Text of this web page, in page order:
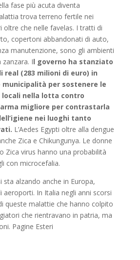
fase più acuta diventa
trova terreno fertile nei
oltre che nelle favelas. I tratti di
copertoni abbandonati di auto,
manutenzione, sono gli ambienti
Il governo ha stanziato
real (283 milioni di euro) in
per sostenere le
locali nella lotta contro
migliore per contrastarla
nei luoghi tanto
L’Aedes Egypti oltre alla dengue
Zica e Chikungunya. Le donne
Zica virus hanno una probabilità
con microcefalia.
sta alzando anche in Europa,
aeroporti. In Italia negli anni scorsi
queste malattie che hanno colpito
che rientravano in patria, ma
Pagine Esteri